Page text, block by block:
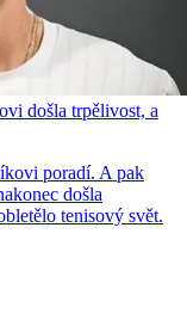
došla trpělivost, a
poradí. A pak
došla
tenisový svět.